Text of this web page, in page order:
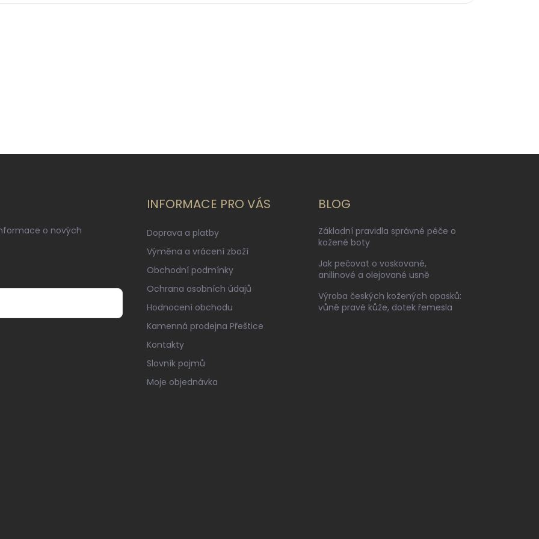
o nových
INFORMACE PRO VÁS
Doprava a platby
Výměna a vrácení zboží
Obchodní podmínky
Ochrana osobních údajů
Hodnocení obchodu
Kamenná prodejna Přeštice
Kontakty
Slovník pojmů
Moje objednávka
BLOG
Základní pravidla správné péče o
kožené boty
Jak pečovat o voskované,
anilinové a olejované usně
Výroba českých kožených opasků:
vůně pravé kůže, dotek řemesla